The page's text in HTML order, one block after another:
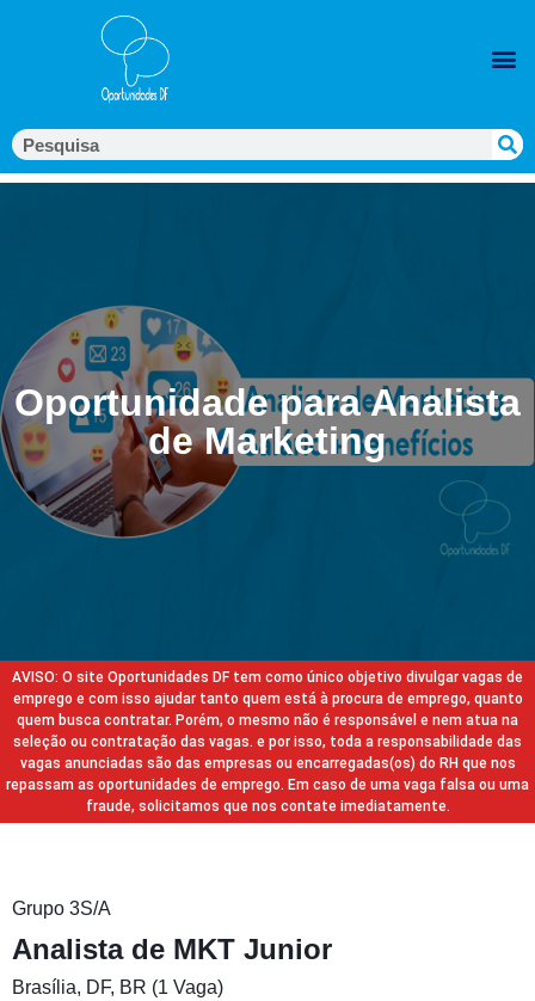
Oportunidade para Analista
de Marketing
AVISO: O site Oportunidades DF tem como único objetivo divulgar vagas de
emprego e com isso ajudar tanto quem está à procura de emprego, quanto
quem busca contratar. Porém, o mesmo não é responsável e nem atua na
seleção ou contratação das vagas. e por isso, toda a responsabilidade das
vagas anunciadas são das empresas ou encarregadas(os) do RH que nos
repassam as oportunidades de emprego. Em caso de uma vaga falsa ou uma
fraude, solicitamos que nos contate imediatamente.
Grupo 3S/A
Analista de MKT Junior
Brasília, DF, BR (1 Vaga)